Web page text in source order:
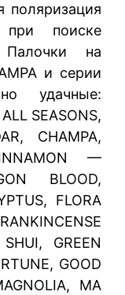
поляризация
при поиске
Палочки на
и серии
удачные:
SEASONS,
CHAMPA,
—
BLOOD,
FLORA
GREEN
GOOD
MA